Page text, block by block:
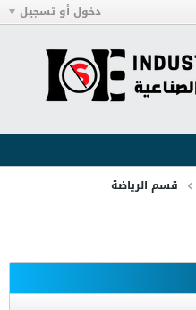
دخول أو تسجيل
قسم الرياضة